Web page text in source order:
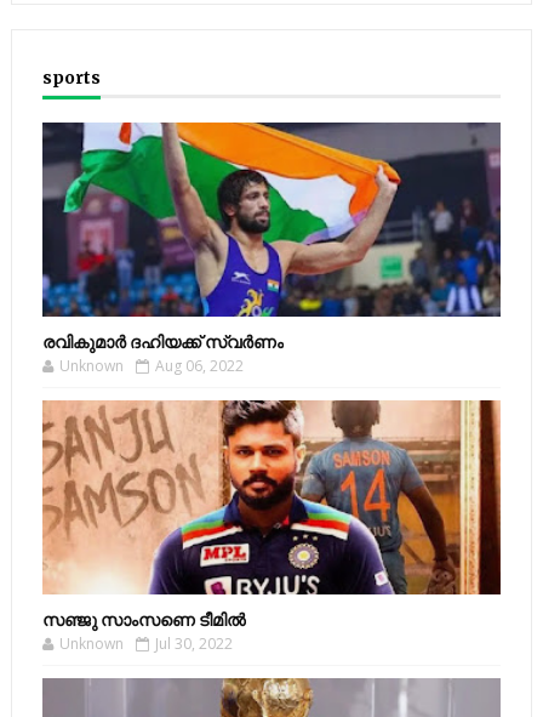
sports
രവികുമാര്‍ ദഹിയക്ക് സ്വര്‍ണം
Unknown Aug 06, 2022
സഞ്ജു സാംസണെ ടീമില്‍
Unknown Jul 30, 2022